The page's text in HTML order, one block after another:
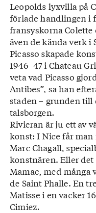
Leopolds lyxvilla på
förlade handlingen i
fransyskorna Colette
även de kända verk i
Picasso skapade
1946–47 i Chateau
veta vad Picasso
Antibes”, sa han
staden – grunden till
talsborgen.
Rivieran är ju ett av
konst: I Nice får
Marc Chagall,
konstnären. Eller
Mamac, med många
de Saint Phalle. En
Matisse i en vacker
Cimiez.